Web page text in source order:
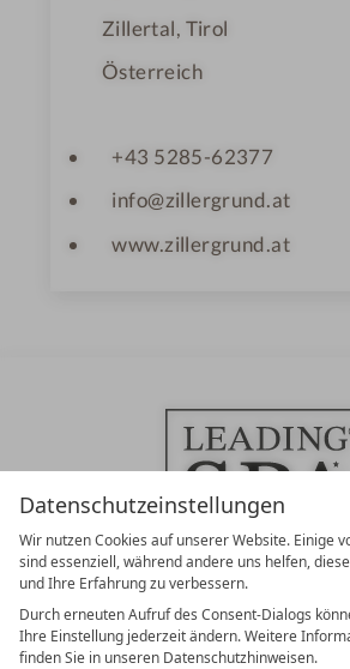
Datenschutzeinstellungen
Wir nutzen Cookies auf unserer Website. Einige
sind essenziell, während andere uns helfen,
und Ihre Erfahrung zu verbessern.
Durch erneuten Aufruf des Consent-Dialogs
Ihre Einstellung jederzeit ändern. Weitere
finden Sie in unseren Datenschutzhinweisen.
Zillertal, Tirol
Österreich
+43 5285-62377
info@zillergrund.at
www.zillergrund.at
LEADING SPA
10. Oktober Str. 17/